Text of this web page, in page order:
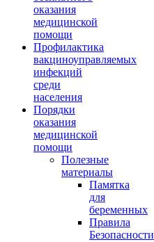
оказания
медицинской
помощи
Профилактика
вакциноуправляемых
инфекций
среди
населения
Порядки
оказания
медицинской
помощи
Полезные
материалы
Памятка
для
беременных
Правила
Безопасности